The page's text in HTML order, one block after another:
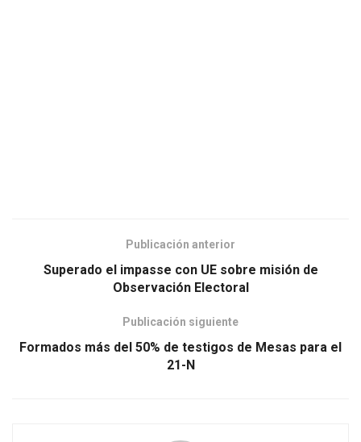
Publicación anterior
Superado el impasse con UE sobre misión de
Observación Electoral
Publicación siguiente
Formados más del 50% de testigos de Mesas para el
21-N